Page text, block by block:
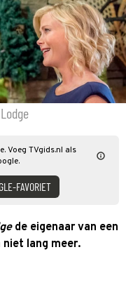
Voeg TVgids.nl als
FAVORIET
de eigenaar van een
lang meer.